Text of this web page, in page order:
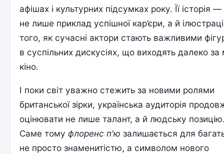
афішах і культурних підсумках року. Її історія
не лише приклад успішної кар’єри, а й
того, як сучасні актори стають важливими
в суспільних дискусіях, що виходять далеко за
кіно.
І поки світ уважно стежить за новими ролями
британської зірки, українська аудиторія
оцінювати не лише талант, а й людську
Саме томуфлоренс п'ю залишається для
не просто знаменитістю, а символом нового